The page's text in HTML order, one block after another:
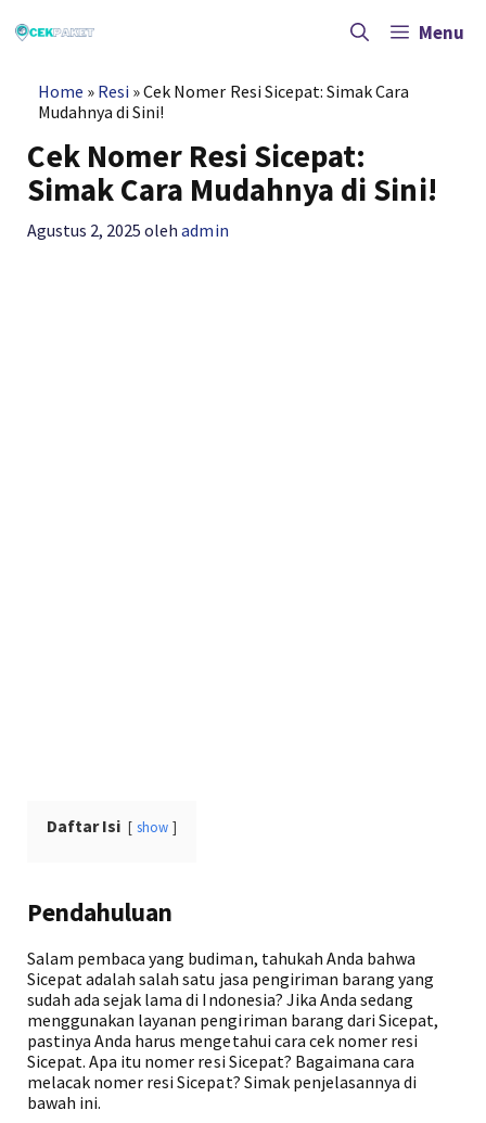
ke
Menu
Home » Resi »Cek Nomer Resi Sicepat: Simak Cara
Mudahnya di Sini!
Cek Nomer Resi Sicepat:
Simak Cara Mudahnya di Sini!
Agustus 2, 2025 olehadmin
Daftar Isi show
Pendahuluan
Salam pembaca yang budiman, tahukah Anda bahwa
Sicepat adalah salah satu jasa pengiriman barang yang
sudah ada sejak lama di Indonesia? Jika Anda sedang
menggunakan layanan pengiriman barang dari Sicepat,
pastinya Anda harus mengetahui cara cek nomer resi
Sicepat. Apa itu nomer resi Sicepat? Bagaimana cara
melacak nomer resi Sicepat? Simak penjelasannya di
bawah ini.